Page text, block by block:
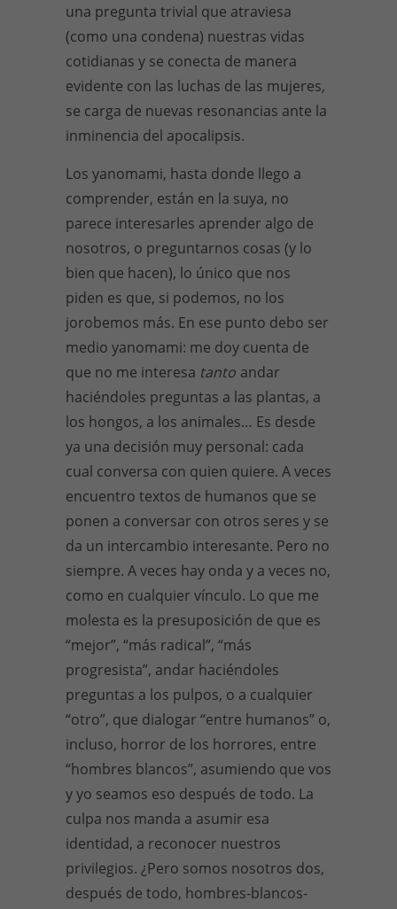
una pregunta trivial que atraviesa
(como una condena) nuestras vidas
cotidianas y se conecta de manera
evidente con las luchas de las mujeres,
se carga de nuevas resonancias ante la
inminencia del apocalipsis.
Los yanomami, hasta donde llego a
comprender, están en la suya, no
parece interesarles aprender algo de
nosotros, o preguntarnos cosas (y lo
bien que hacen), lo único que nos
piden es que, si podemos, no los
jorobemos más. En ese punto debo ser
medio yanomami: me doy cuenta de
que no me interesa tanto andar
haciéndoles preguntas a las plantas, a
los hongos, a los animales… Es desde
ya una decisión muy personal: cada
cual conversa con quien quiere. A veces
encuentro textos de humanos que se
ponen a conversar con otros seres y se
da un intercambio interesante. Pero no
siempre. A veces hay onda y a veces no,
como en cualquier vínculo. Lo que me
molesta es la presuposición de que es
“mejor”, “más radical”, “más
progresista”, andar haciéndoles
preguntas a los pulpos, o a cualquier
“otro”, que dialogar “entre humanos” o,
incluso, horror de los horrores, entre
“hombres blancos”, asumiendo que vos
y yo seamos eso después de todo. La
culpa nos manda a asumir esa
identidad, a reconocer nuestros
privilegios. ¿Pero somos nosotros dos,
después de todo, hombres-blancos-